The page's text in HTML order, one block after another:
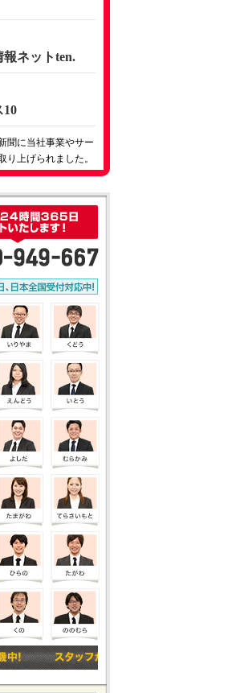
ネットten.
10
聞に当社事業やサー
り上げられました。